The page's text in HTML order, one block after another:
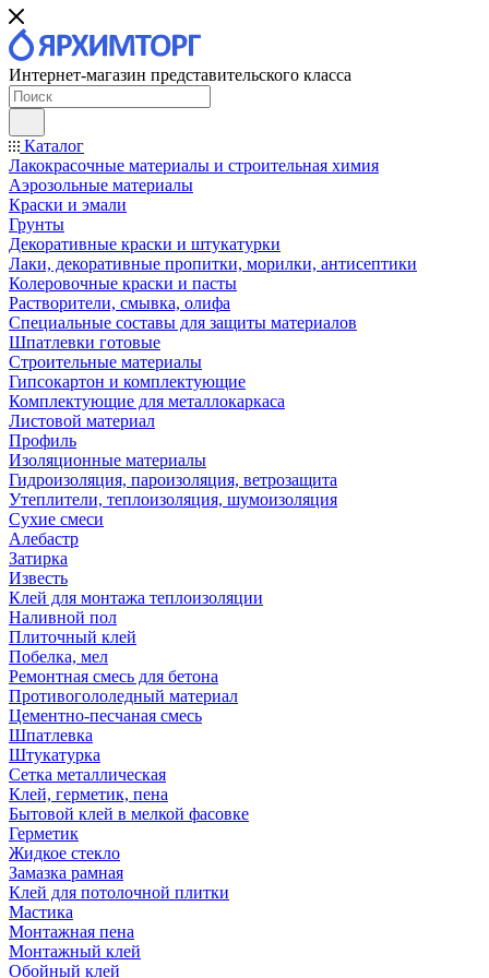
Интернет-магазин представительского класса
Каталог
Лакокрасочные материалы и строительная химия
Аэрозольные материалы
Краски и эмали
Грунты
Декоративные краски и штукатурки
Лаки, декоративные пропитки, морилки, антисептики
Колеровочные краски и пасты
Растворители, смывка, олифа
Специальные составы для защиты материалов
Шпатлевки готовые
Строительные материалы
Гипсокартон и комплектующие
Комплектующие для металлокаркаса
Листовой материал
Профиль
Изоляционные материалы
Гидроизоляция, пароизоляция, ветрозащита
Утеплители, теплоизоляция, шумоизоляция
Сухие смеси
Алебастр
Затирка
Известь
Клей для монтажа теплоизоляции
Наливной пол
Плиточный клей
Побелка, мел
Ремонтная смесь для бетона
Противогололедный материал
Цементно-песчаная смесь
Шпатлевка
Штукатурка
Сетка металлическая
Клей, герметик, пена
Бытовой клей в мелкой фасовке
Герметик
Жидкое стекло
Замазка рамная
Клей для потолочной плитки
Мастика
Монтажная пена
Монтажный клей
Обойный клей